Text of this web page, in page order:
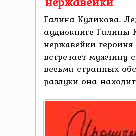
Галина Куликова.
аудиокниге Галины
нержавейки
встречает мужчину
весьма странных
разлуки она находит